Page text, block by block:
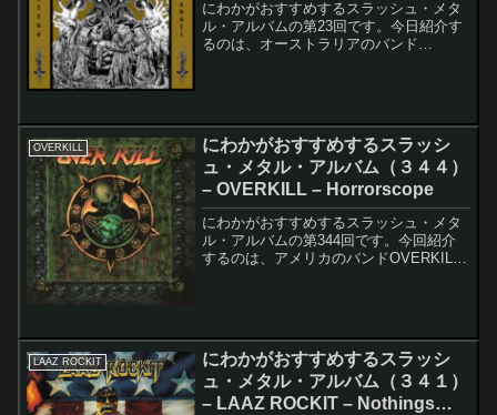
にわかがおすすめするスラッシュ・メタ
ル・アルバムの第23回です。今日紹介す
るのは、オーストラリアのバンド
OVERKILL
にわかがおすすめするスラッシ
ュ・メタル・アルバム（３４４）
– OVERKILL – Horrorscope
にわかがおすすめするスラッシュ・メタ
ル・アルバムの第344回です。今回紹介
するのは、アメリカのバンドOVERKILL
LAAZ ROCKIT
にわかがおすすめするスラッシ
ュ・メタル・アルバム（３４１）
– LAAZ ROCKIT – Nothings